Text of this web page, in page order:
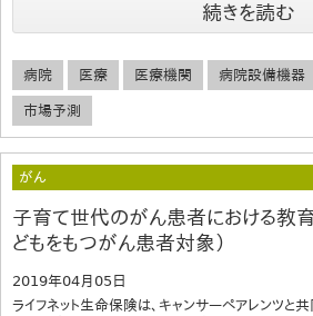
続きを読む
病院 医療 医療機関 病院設備機器
市場予測
がん
子育て世代のがん患者における教
どもをもつがん患者対象）
2019年04月05日
ライフネット生命保険は、キャンサーペアレンツと